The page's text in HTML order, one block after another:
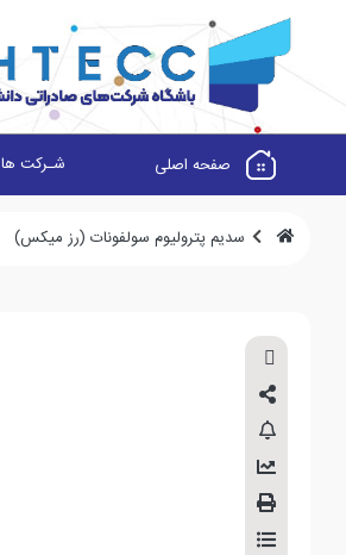
صفحه اصلی شـرکت ها
سدیم پترولیوم سولفونات (رز میکس)